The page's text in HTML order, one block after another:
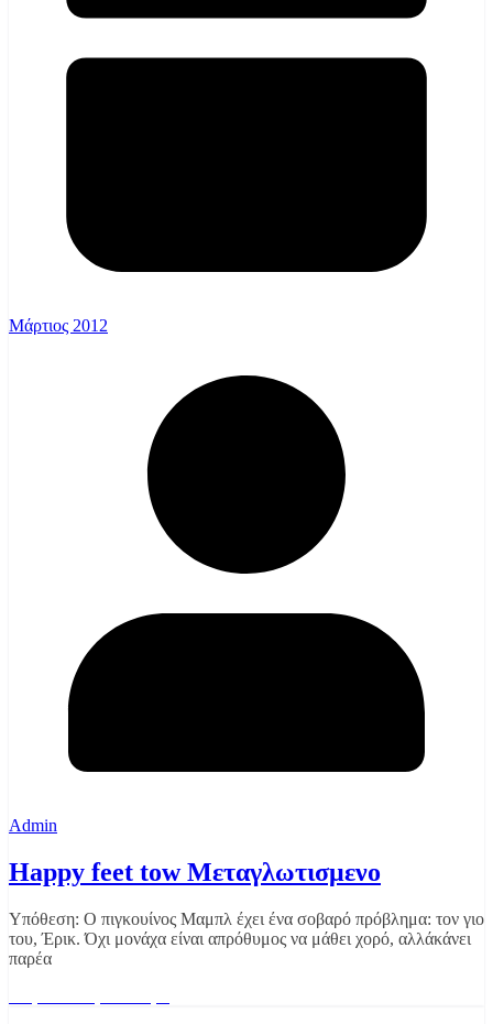
Μάρτιος 2012
Admin
Happy feet tow Mεταγλωτισμενο
Υπόθεση: Ο πιγκουίνος Μαμπλ έχει ένα σοβαρό πρόβλημα: τον γιο
του, Έρικ. Όχι μονάχα είναι απρόθυμος να μάθει χορό, αλλάκάνει
παρέα